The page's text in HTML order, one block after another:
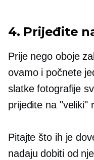
4. Prijeđite
Prije nego oboje
ovamo i počnete
slatke fotografije
prijeđite na "veliki"
Pitajte što ih je
nadaju dobiti od